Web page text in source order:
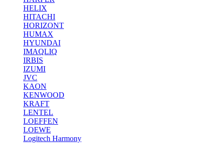
HELIX
HITACHI
HORIZONT
HUMAX
HYUNDAI
IMAQLIQ
IRBIS
IZUMI
JVC
KAON
KENWOOD
KRAFT
LENTEL
LOEFFEN
LOEWE
Logitech Harmony